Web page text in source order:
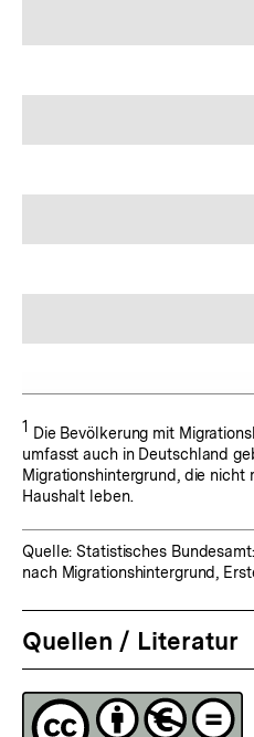
Fußnote:
1 Die Bevölkerung mit
umfasst auch in Deutschland
Migrationshintergrund, die nicht
Haushalt leben.
Quelle: Statistisches
nach Migrationshintergrund,
Quellen / Literatur
Fussnoten
Lizenz